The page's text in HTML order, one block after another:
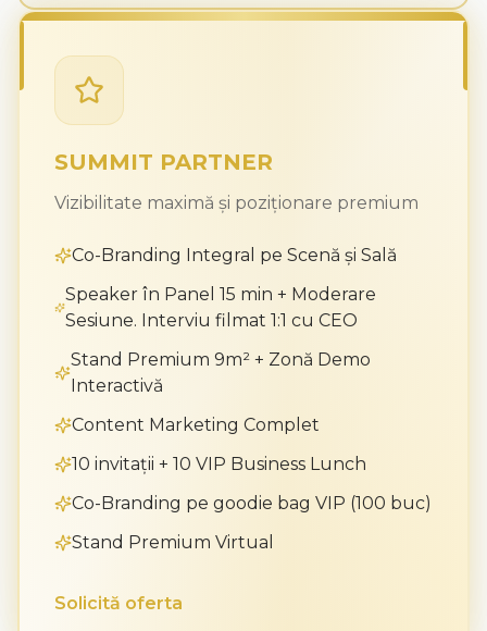
SUMMIT PARTNER
Vizibilitate maximă și poziționare premium
Co-Branding Integral pe Scenă și Sală
Speaker în Panel 15 min + Moderare
Sesiune. Interviu filmat 1:1 cu CEO
Stand Premium 9m² + Zonă Demo
Interactivă
Content Marketing Complet
10 invitații + 10 VIP Business Lunch
Co-Branding pe goodie bag VIP (100 buc)
Stand Premium Virtual
Solicită oferta